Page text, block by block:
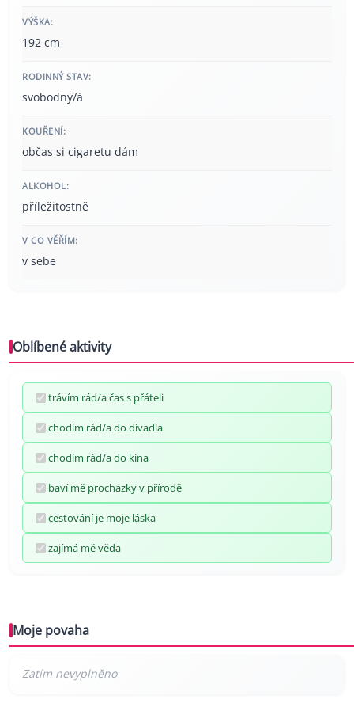
VÝŠKA:
192 cm
RODINNÝ STAV:
svobodný/á
KOUŘENÍ:
občas si cigaretu dám
ALKOHOL:
příležitostně
V CO VĚŘÍM:
v sebe
Oblíbené aktivity
trávím rád/a čas s přáteli
chodím rád/a do divadla
chodím rád/a do kina
baví mě procházky v přírodě
cestování je moje láska
zajímá mě věda
Moje povaha